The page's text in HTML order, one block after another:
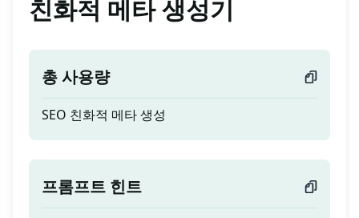
친화적 메타 생성기
총 사용량
SEO 친화적 메타 생성
프롬프트 힌트